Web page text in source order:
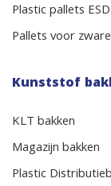
Plastic pallets ESD
Pallets voor
Kunststof
KLT bakken
Magazijn bakken
Plastic